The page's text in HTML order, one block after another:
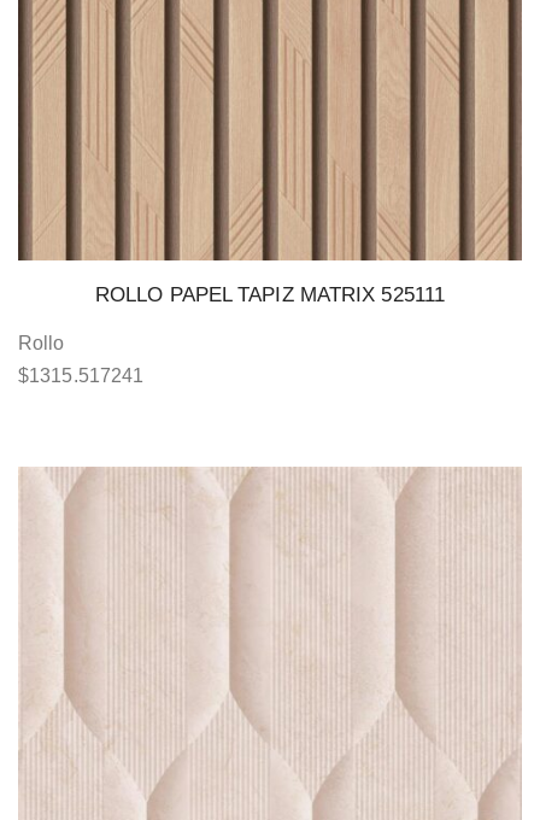
ROLLO PAPEL TAPIZ MATRIX 525111
Rollo
$1315.517241